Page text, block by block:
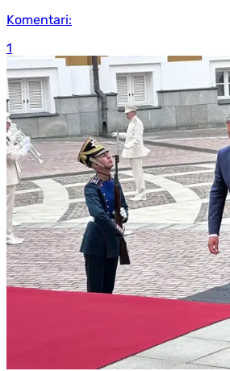
Komentari:
1